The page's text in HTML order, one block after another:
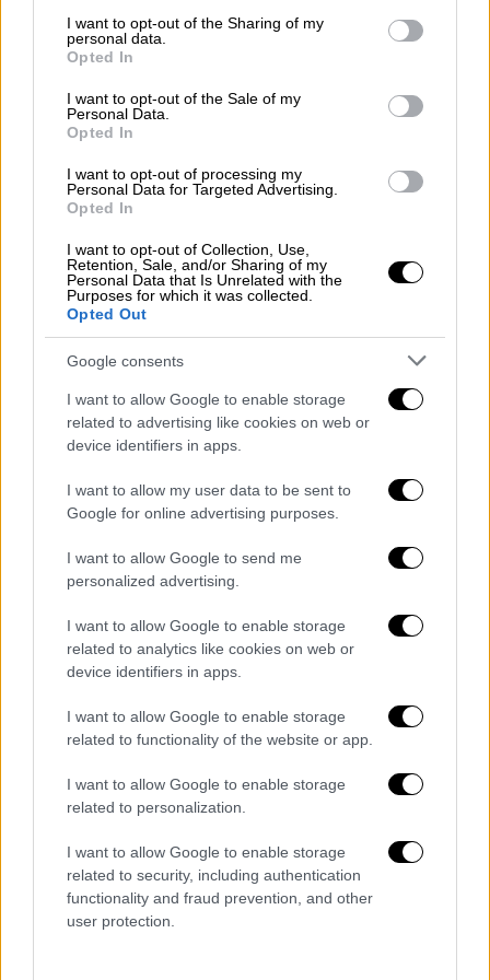
not limited to your visit or usage behaviour. You may click to
grant or deny consent to Google and its third-party tags to
use your data for below specified purposes in below Google
consent section.
I want to opt-out of the Sharing of my
personal data.
Opted In
I want to opt-out of the Sale of my
Personal Data.
Opted In
I want to opt-out of processing my
Personal Data for Targeted Advertising.
Opted In
I want to opt-out of Collection, Use,
Retention, Sale, and/or Sharing of my
Personal Data that Is Unrelated with the
Purposes for which it was collected.
Opted Out
Google consents
I want to allow Google to enable storage
related to advertising like cookies on web or
device identifiers in apps.
I want to allow my user data to be sent to
Google for online advertising purposes.
I want to allow Google to send me
personalized advertising.
I want to allow Google to enable storage
related to analytics like cookies on web or
device identifiers in apps.
I want to allow Google to enable storage
related to functionality of the website or app.
I want to allow Google to enable storage
related to personalization.
I want to allow Google to enable storage
related to security, including authentication
functionality and fraud prevention, and other
user protection.
ανατροπή του ασθενοφόρου
Παρέμβαση εισαγγελέα για το
έγκαυμα σε 5χρονο που ακούμπησε
παιχνίδι σε αναψυκτήριο
Το δυστύχημα σημειώθηκε λίγο πριν τα
διόδια τουΙάσμου , όταν κάτω από
αδιευκρίνιστες συνθήκες
φορτηγόμε δύο ΙΧ
Τροχαίο στην Εγνατία: